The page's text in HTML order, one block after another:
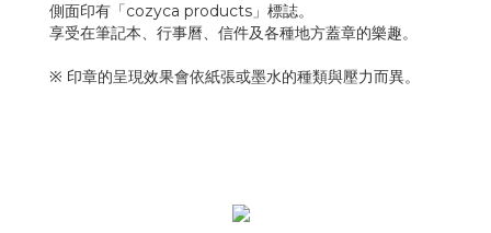
側面印有「cozyca products」標誌。
享受在筆記本、行事曆、信件及各種地方蓋章的樂趣。
※ 印章的呈現效果會依紙張或墨水的種類與壓力而異。